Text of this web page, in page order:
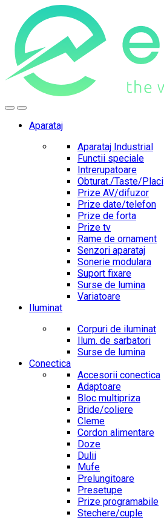
navigation
content
Aparataj
Aparataj Industrial
Functii speciale
Intrerupatoare
Obturat./Taste/Placi
Prize AV/difuzor
Prize date/telefon
Prize de forta
Prize tv
Rame de ornament
Senzori aparataj
Sonerie modulara
Suport fixare
Surse de lumina
Variatoare
Iluminat
Corpuri de iluminat
Ilum. de sarbatori
Surse de lumina
Conectica
Accesorii conectica
Adaptoare
Bloc multipriza
Bride/coliere
Cleme
Cordon alimentare
Doze
Dulii
Mufe
Prelungitoare
Presetupe
Prize programabile
Stechere/cuple